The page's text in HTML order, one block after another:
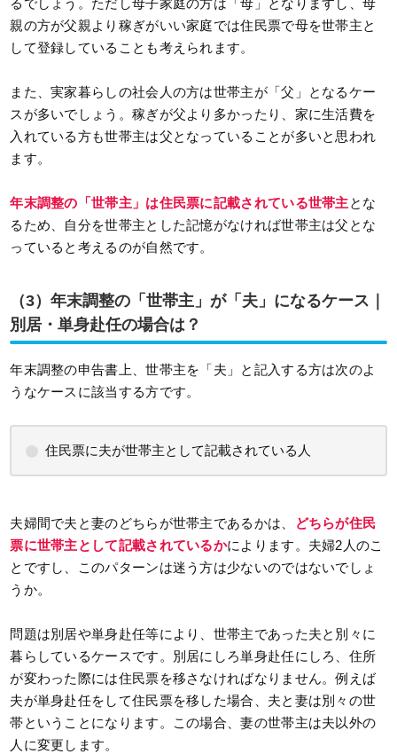
るでしょう。ただし母子家庭の方は「母」となりますし、母
親の方が父親より稼ぎがいい家庭では住民票で母を世帯主と
して登録していることも考えられます。
また、実家暮らしの社会人の方は世帯主が「父」となるケー
スが多いでしょう。稼ぎが父より多かったり、家に生活費を
入れている方も世帯主は父となっていることが多いと思われ
ます。
年末調整の「世帯主」は住民票に記載されている世帯主とな
るため、自分を世帯主とした記憶がなければ世帯主は父とな
っていると考えるのが自然です。
（3）年末調整の「世帯主」が「夫」になるケース｜
別居・単身赴任の場合は？
年末調整の申告書上、世帯主を「夫」と記入する方は次のよ
うなケースに該当する方です。
住民票に夫が世帯主として記載されている人
夫婦間で夫と妻のどちらが世帯主であるかは、
どちらが住民
票に世帯主として記載されているかによります。夫婦2人のこ
とですし、このパターンは迷う方は少ないのではないでしょ
うか。
問題は別居や単身赴任等により、世帯主であった夫と別々に
暮らしているケースです。別居にしろ単身赴任にしろ、住所
が変わった際には住民票を移さなければなりません。例えば
夫が単身赴任をして住民票を移した場合、夫と妻は別々の世
帯ということになります。この場合、妻の世帯主は夫以外の
人に変更します。